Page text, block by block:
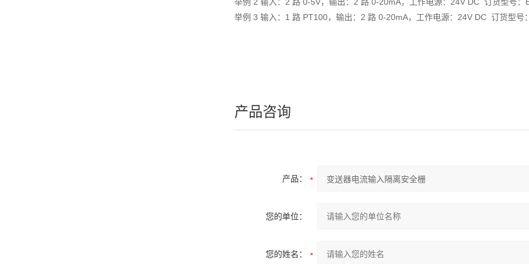
举例 3 输入：1 路 PT100，输出：2 路 0-20mA，工作电源：24V DC 订货型号
产品咨询
产品：
您的单位：
您的姓名：